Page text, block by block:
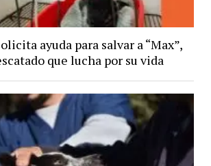
ayuda para salvar a “Max”,
que lucha por su vida